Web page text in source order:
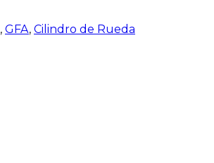
, GFA, Cilindro de Rueda